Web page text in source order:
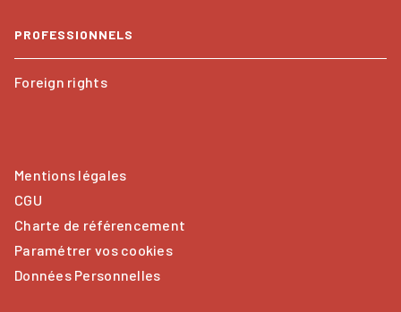
PROFESSIONNELS
Foreign rights
Mentions légales
CGU
Charte de référencement
Paramétrer vos cookies
Données Personnelles